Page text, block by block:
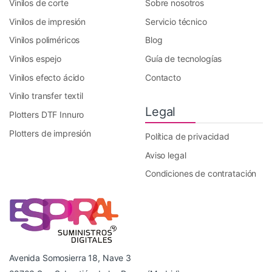
Vinilos de corte
Vinilos de impresión
Vinilos poliméricos
Vinilos espejo
Vinilos efecto ácido
Vinilo transfer textil
Plotters DTF Innuro
Plotters de impresión
Sobre nosotros
Servicio técnico
Blog
Guía de tecnologías
Contacto
Legal
Política de privacidad
Aviso legal
Condiciones de contratación
Avenida Somosierra 18, Nave 3